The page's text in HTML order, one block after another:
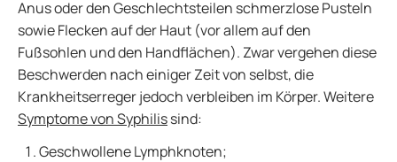
Anus oder den Geschlechtsteilen schmerzlose Pusteln
sowie Flecken auf der Haut (vor allem auf den
Fußsohlen und den Handflächen). Zwar vergehen diese
Beschwerden nach einiger Zeit von selbst, die
Krankheitserreger jedoch verbleiben im Körper. Weitere
Symptome von Syphilissind:
Geschwollene Lymphknoten;